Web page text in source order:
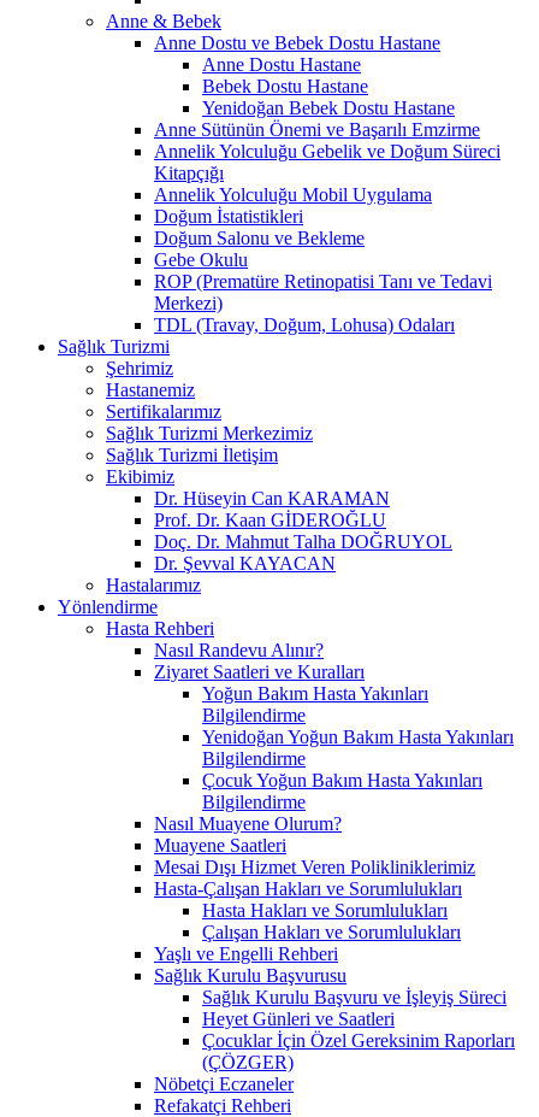
Anne & Bebek
Anne Dostu ve Bebek Dostu Hastane
Anne Dostu Hastane
Bebek Dostu Hastane
Yenidoğan Bebek Dostu Hastane
Anne Sütünün Önemi ve Başarılı Emzirme
Annelik Yolculuğu Gebelik ve Doğum Süreci
Kitapçığı
Annelik Yolculuğu Mobil Uygulama
Doğum İstatistikleri
Doğum Salonu ve Bekleme
Gebe Okulu
ROP (Prematüre Retinopatisi Tanı ve Tedavi
Merkezi)
TDL (Travay, Doğum, Lohusa) Odaları
Sağlık Turizmi
Şehrimiz
Hastanemiz
Sertifikalarımız
Sağlık Turizmi Merkezimiz
Sağlık Turizmi İletişim
Ekibimiz
Dr. Hüseyin Can KARAMAN
Prof. Dr. Kaan GİDEROĞLU
Doç. Dr. Mahmut Talha DOĞRUYOL
Dr. Şevval KAYACAN
Hastalarımız
Yönlendirme
Hasta Rehberi
Nasıl Randevu Alınır?
Ziyaret Saatleri ve Kuralları
Yoğun Bakım Hasta Yakınları
Bilgilendirme
Yenidoğan Yoğun Bakım Hasta Yakınları
Bilgilendirme
Çocuk Yoğun Bakım Hasta Yakınları
Bilgilendirme
Nasıl Muayene Olurum?
Muayene Saatleri
Mesai Dışı Hizmet Veren Polikliniklerimiz
Hasta-Çalışan Hakları ve Sorumlulukları
Hasta Hakları ve Sorumlulukları
Çalışan Hakları ve Sorumlulukları
Yaşlı ve Engelli Rehberi
Sağlık Kurulu Başvurusu
Sağlık Kurulu Başvuru ve İşleyiş Süreci
Heyet Günleri ve Saatleri
Çocuklar İçin Özel Gereksinim Raporları
(ÇÖZGER)
Nöbetçi Eczaneler
Refakatçi Rehberi